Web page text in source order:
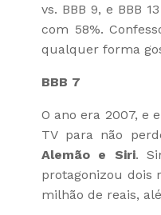
vs. BBB 9, e BBB
com 58%.
qualquer forma
BBB 7
O ano era 2007, e
TV para não
Alemão e Siri.
protagonizou dois
milhão de reais,